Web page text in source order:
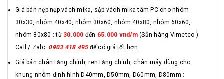
Giá bán nẹp nẹp vách mika, sập vách mika tâm PC cho nhôm
30x30, nhôm 40x40, nhôm 30x60, nhôm 40x80, nhôm 60x60,
nhôm 80x80 : từ 30.000 đến 65.000 vnd/m(Sẵn hàng Vimetco )
Call / Zalo: 0903 418 495để có giá tốt hơn.
Giá bán chân tăng chỉnh, ren tăng chỉnh, chân máy dùng cho
khung nhôm định hình D40mm, D50mm, D60mm, D80mm :